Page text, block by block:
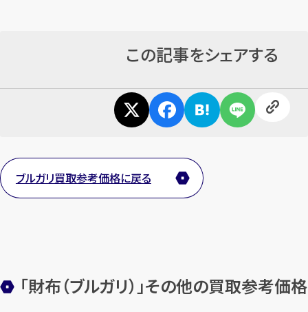
します
まずはお電話 無料査定
メールで無料相談する
この記事をシェアする
ブルガリ買取参考価格に戻る
「財布（ブルガリ）」その他の買取参考価格